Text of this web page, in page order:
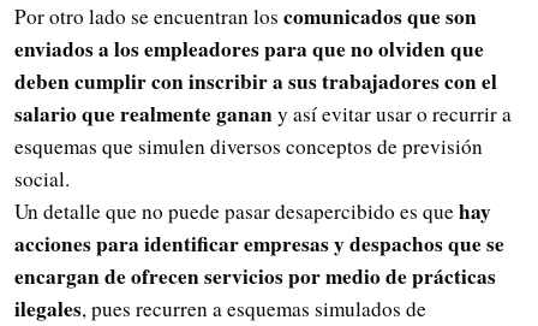
Por otro lado se encuentran los comunicados que son
enviados a los empleadores para que no olviden que
deben cumplir con inscribir a sus trabajadores con el
salario que realmente ganany así evitar usar o recurrir a
esquemas que simulen diversos conceptos de previsión
social.
Un detalle que no puede pasar desapercibido es quehay
acciones para identificar empresas y despachos que se
encargan de ofrecen servicios por medio de prácticas
ilegales, pues recurren a esquemas simulados de